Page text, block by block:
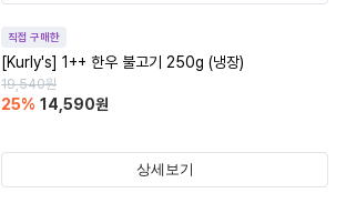
직접 구매한
[Kurly's] 1++ 한우 불고기 250g (냉장)
19,540원
25% 14,590원
상세보기